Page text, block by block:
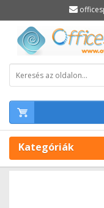
Kategóriák